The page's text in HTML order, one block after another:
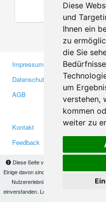
Diese
und
Ihnen ein
zu
die Sie
um
verstehen,
kommen
weiter zu
Diese Seite verwendet Cookies, um
Einige davon sind notwendig, damit unsere
Nutzererlebnis zu verbessern. Mit der
einverstanden. Lesen Sie unsere
Impressum
Datenschutzerklärung
AGB
Kontakt
Feedback